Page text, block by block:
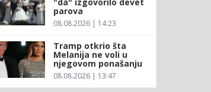
parova
08.08.2026 | 14:23
Tramp otkrio šta
Melanija ne voli u
njegovom ponašanju
08.08.2026 | 13:47